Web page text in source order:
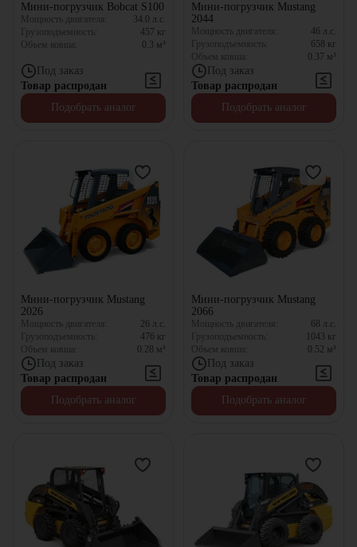
Мини-погрузчик Bobcat S100
Мощность двигателя: 34.0 л.с.
Грузоподъемность:
457 кг
Объем ковша:
0.3 м³
Под заказ
Товар распродан
Подобрать аналог
Мини-погрузчик Mustang
2044
Мощность двигателя: 46 л.с.
Грузоподъемность:
658 кг
Объем ковша:
0.37 м³
Под заказ
Товар распродан
Подобрать аналог
Мини-погрузчик Mustang
2026
Мощность двигателя: 26 л.с.
Грузоподъемность:
476 кг
Объем ковша:
0.28 м³
Под заказ
Товар распродан
Подобрать аналог
Мини-погрузчик Mustang
2066
Мощность двигателя: 68 л.с.
Грузоподъемность:
1043 кг
Объем ковша:
0.52 м³
Под заказ
Товар распродан
Подобрать аналог